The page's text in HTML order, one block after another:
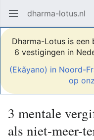
Hoofdmenu openen dharma-lotus.nl
Dharma-Lotus is
6 vestigingen in
(Ekãyano) in Noord-
op
3 mentale
als niet-meer-